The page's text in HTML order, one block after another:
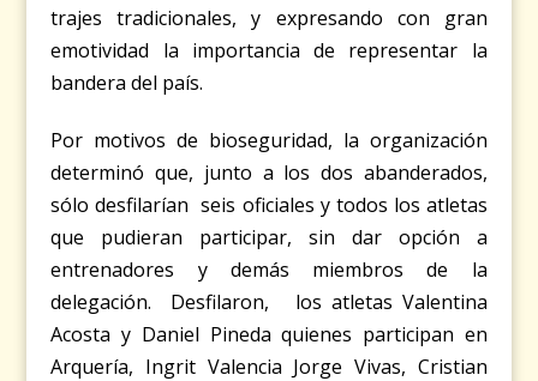
trajes tradicionales, y expresando con gran
emotividad la importancia de representar la
bandera del país.
Por motivos de bioseguridad, la organización
determinó que, junto a los dos abanderados,
sólo desfilarían seis oficiales y todos los atletas
que pudieran participar, sin dar opción a
entrenadores y demás miembros de la
delegación. Desfilaron, los atletas Valentina
Acosta y Daniel Pineda quienes participan en
Arquería, Ingrit Valencia Jorge Vivas, Cristian